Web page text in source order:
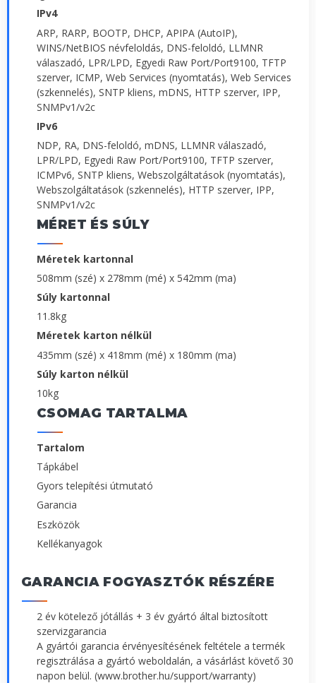
IPv4
ARP, RARP, BOOTP, DHCP, APIPA (AutoIP),
WINS/NetBIOS névfeloldás, DNS-feloldó, LLMNR
válaszadó, LPR/LPD, Egyedi Raw Port/Port9100, TFTP
szerver, ICMP, Web Services (nyomtatás), Web Services
(szkennelés), SNTP kliens, mDNS, HTTP szerver, IPP,
SNMPv1/v2c
IPv6
NDP, RA, DNS-feloldó, mDNS, LLMNR válaszadó,
LPR/LPD, Egyedi Raw Port/Port9100, TFTP szerver,
ICMPv6, SNTP kliens, Webszolgáltatások (nyomtatás),
Webszolgáltatások (szkennelés), HTTP szerver, IPP,
SNMPv1/v2c
MÉRET ÉS SÚLY
Méretek kartonnal
508mm (szé) x 278mm (mé) x 542mm (ma)
Súly kartonnal
11.8kg
Méretek karton nélkül
435mm (szé) x 418mm (mé) x 180mm (ma)
Súly karton nélkül
10kg
CSOMAG TARTALMA
Tartalom
Tápkábel
Gyors telepítési útmutató
Garancia
Eszközök
Kellékanyagok
GARANCIA FOGYASZTÓK RÉSZÉRE
2 év kötelező jótállás + 3 év gyártó által biztosított
szervizgarancia
A gyártói garancia érvényesítésének feltétele a termék
regisztrálása a gyártó weboldalán, a vásárlást követő 30
napon belül. (www.brother.hu/support/warranty)